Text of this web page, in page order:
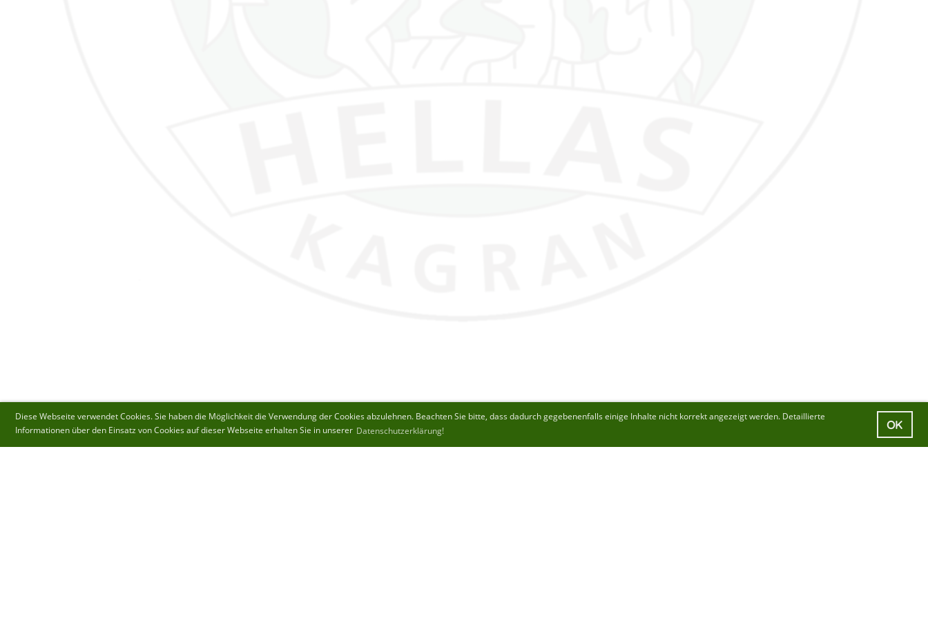
Diese Webseite verwendet Cookies. Sie haben die Möglichkeit die Verwendung der Cookies abzulehnen. Beachten Sie bitte, dass dadurch gegebenenfalls einige Inhalte nicht korrekt angezeigt werden. Detaillierte
Informationen über den Einsatz von Cookies auf dieser Webseite erhalten Sie in unserer Datenschutzerklärung! OK